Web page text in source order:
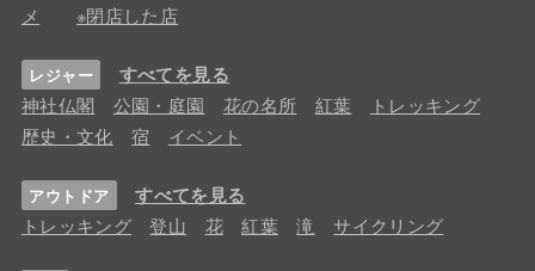
メ
※閉店した店
レジャー すべてを見る
神社仏閣 公園・庭園 花の名所 紅葉
トレッキング
歴史・文化
宿 イベント
アウトドア すべてを見る
トレッキング 登山 花 紅葉 滝 サイクリング